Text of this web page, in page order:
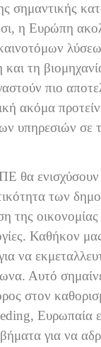
σημαντικής
η Ευρώπη
τη
πιο
ακόμα
υπηρεσιών σε
θα
των
οικονομίας
Καθήκον
να
Αυτό
στον
Ευρωπαία
για να